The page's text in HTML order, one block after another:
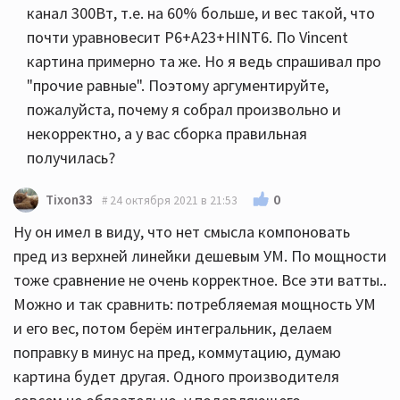
канал 300Вт, т.е. на 60% больше, и вес такой, что
почти уравновесит P6+A23+HINT6. По Vincent
картина примерно та же. Но я ведь спрашивал про
"прочие равные". Поэтому аргументируйте,
пожалуйста, почему я собрал произвольно и
некорректно, а у вас сборка правильная
получилась?
Tixon33 24 октября 2021 в 21:53 0
Ну он имел в виду, что нет смысла компоновать
пред из верхней линейки дешевым УМ. По мощности
тоже сравнение не очень корректное. Все эти ватты..
Можно и так сравнить: потребляемая мощность УМ
и его вес, потом берём интегральник, делаем
поправку в минус на пред, коммутацию, думаю
картина будет другая. Одного производителя